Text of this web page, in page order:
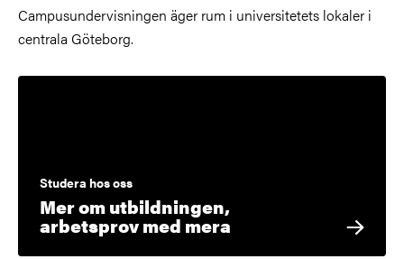
Campusundervisningen äger rum i universitetets lokaler i
centrala Göteborg.
Studera hos oss
Mer om utbildningen,
arbetsprov med mera